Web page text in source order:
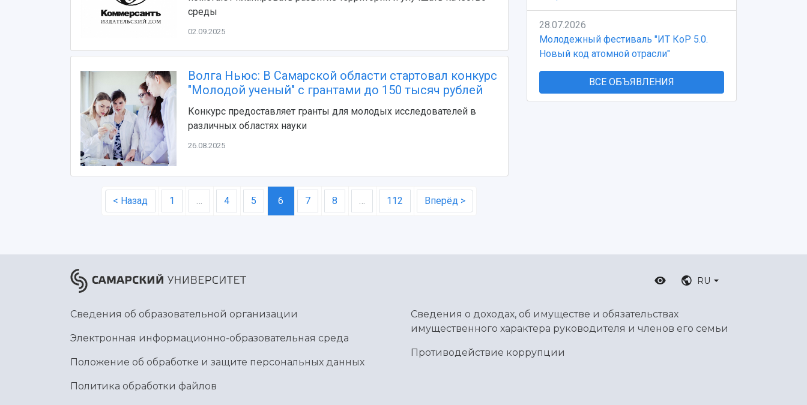
среды
02.09.2025
Волга Ньюс: В Самарской области стартовал конкурс
"Молодой ученый" с грантами до 150 тысяч рублей
Конкурс предоставляет гранты для молодых исследователей в
различных областях науки
26.08.2025
< Назад 1 … 4 5 6 7 8 … 112 Вперёд >
28.07.2026
Молодежный фестиваль "ИТ КоР 5.0.
Новый код атомной отрасли"
ВСЕ ОБЪЯВЛЕНИЯ
RU
Сведения об образовательной организации
Электронная информационно-образовательная среда
Положение об обработке и защите персональных данных
Политика обработки файлов
Сведения о доходах, об имуществе и обязательствах
имущественного характера руководителя и членов его семьи
Противодействие коррупции